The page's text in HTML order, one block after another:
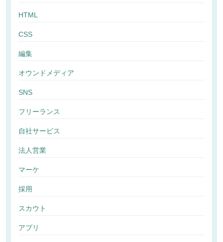
HTML
CSS
編集
オウンドメディア
SNS
フリーランス
自社サービス
法人営業
マーケ
採用
スカウト
アプリ